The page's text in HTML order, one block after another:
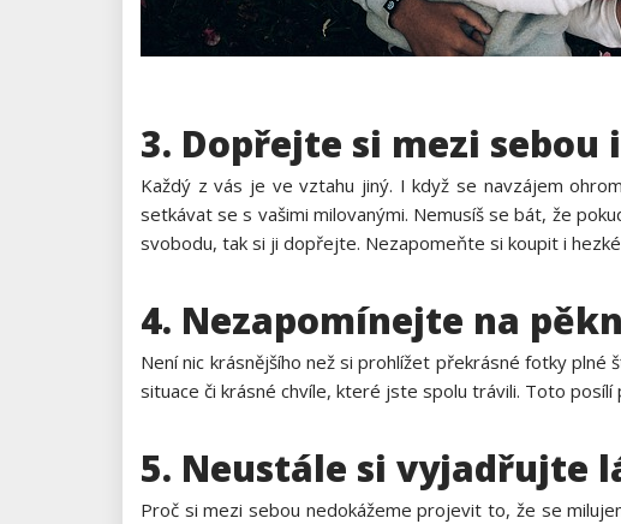
3. Dopřejte si mezi sebou
Každý z vás je ve vztahu jiný. I když se navzájem
setkávat se s vašimi milovanými. Nemusíš se bát, že
svobodu, tak si ji dopřejte. Nezapomeňte si koupit i hezké
4. Nezapomínejte na
Není nic krásnějšího než si prohlížet překrásné fotky
situace či krásné chvíle, které jste spolu trávili. Toto
5. Neustále si vyjadřujte
Proč si mezi sebou nedokážeme projevit to, že se